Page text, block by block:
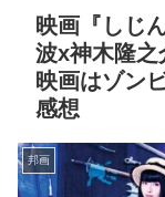
映画『しじ
波x神木隆之
映画はゾン
感想
邦画